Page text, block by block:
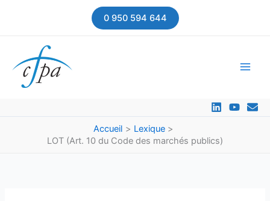
0 950 594 644
Accueil
Lexique
LOT (Art. 10 du Code des marchés publics)